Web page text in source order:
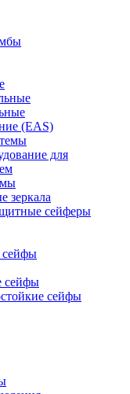
(EAS)
для
зеркала
сейферы
сейфы
сейфы
сейфы